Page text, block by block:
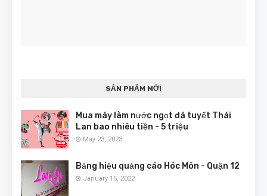
SẢN PHẨM MỚI
Mua máy làm nước ngọt đá tuyết Thái
Lan bao nhiêu tiền - 5 triệu
May 23, 2023
Bảng hiệu quảng cáo Hóc Môn - Quận 12
January 15, 2022